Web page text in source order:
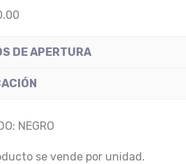
DE APERTURA
NEGRO
se vende por unidad.